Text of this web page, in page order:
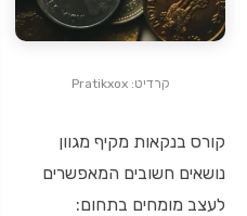
קרדיט: Pratikxox
קורס בנקאות מקיף מגוון
נושאים חשובים המאפשרים
לעצב מומחים בתחום: